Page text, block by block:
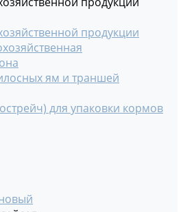
продукции
ям и траншей
для упаковки кормов